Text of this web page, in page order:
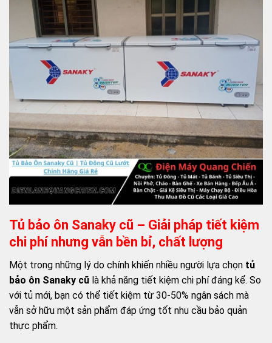
Tủ bảo ôn Sanaky cũ – Giải pháp tiết kiệm
chi phí nhưng vẫn bền bỉ, chất lượng
Một trong những lý do chính khiến nhiều người lựa chọn tủ
bảo ôn Sanaky cũ là khả năng tiết kiệm chi phí đáng kể. So
với tủ mới, bạn có thể tiết kiệm từ 30-50% ngân sách mà
vẫn sở hữu một sản phẩm đáp ứng tốt nhu cầu bảo quản
thực phẩm.